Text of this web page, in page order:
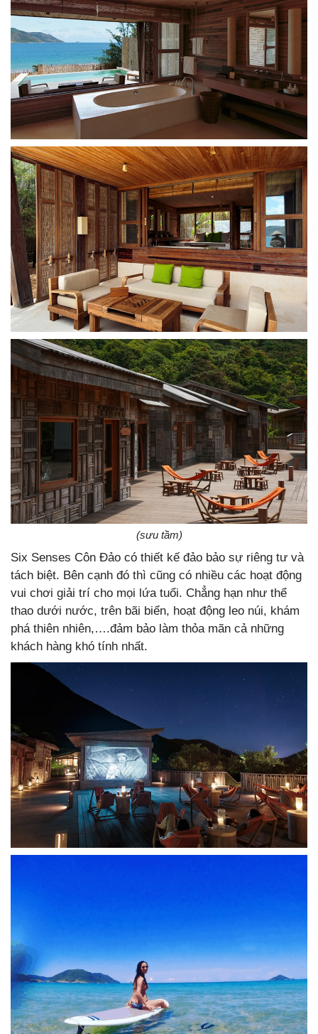
(sưu tầm)
Six Senses Côn Đảo có thiết kế đảo bảo sự riêng tư và
tách biệt. Bên cạnh đó thì cũng có nhiều các hoạt động
vui chơi giải trí cho mọi lứa tuổi. Chẳng hạn như thể
thao dưới nước, trên bãi biển, hoạt động leo núi, khám
phá thiên nhiên,….đảm bảo làm thỏa mãn cả những
khách hàng khó tính nhất.